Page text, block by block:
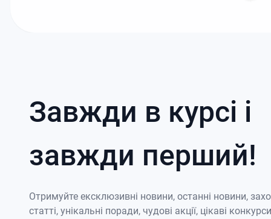
Завжди в курсі і
завжди перший!
Отримуйте ексклюзивні новини, останні новини,
статті, унікальні поради, чудові акції, цікаві